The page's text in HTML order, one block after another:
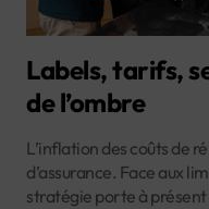
Labels, tarifs,
de l’ombre
L’inflation des coûts de
d’assurance. Face aux
stratégie porte à présent